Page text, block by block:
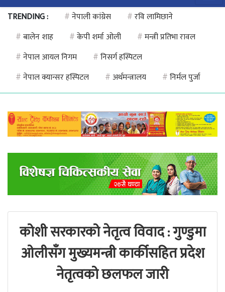
TRENDING : #नेपाली कांग्रेस #रवि लामिछाने
#बालेन शाह #केपी शर्मा ओली #मन्त्री प्रतिभा रावल
#नेपाल आयल निगम #निसर्ग हस्पिटल
#नेपाल क्यान्सर हस्पिटल #अर्थमन्त्रालय #निर्मल पुर्जा
कोशी सरकारको नेतृत्व विवाद : गुण्डुमा
ओलीसँग मुख्यमन्त्री कार्कीसहित प्रदेश
नेतृत्वको छलफल जारी